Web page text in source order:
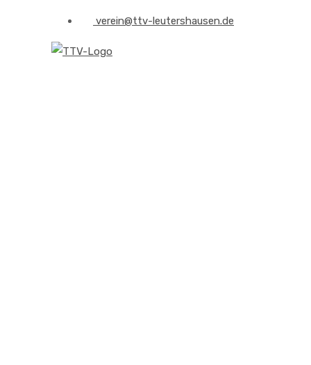
verein@ttv-leutershausen.de